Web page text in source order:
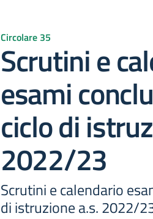
Circolare 35
Scrutini e
esami
ciclo di
2022/23
Scrutini e calendario
di istruzione a.s. 2022/